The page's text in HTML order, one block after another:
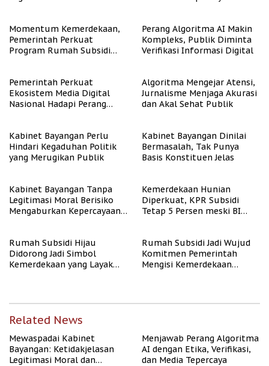
Momentum Kemerdekaan,
Pemerintah Perkuat
Program Rumah Subsidi
Perang Algoritma AI Makin
Kompleks, Publik Diminta
Verifikasi Informasi Digital
Pemerintah Perkuat
Ekosistem Media Digital
Nasional Hadapi Perang
Algoritma Mengejar Atensi,
Jurnalisme Menjaga Akurasi
dan Akal Sehat Publik
Kabinet Bayangan Perlu
Hindari Kegaduhan Politik
yang Merugikan Publik
Kabinet Bayangan Dinilai
Bermasalah, Tak Punya
Basis Konstituen Jelas
Kabinet Bayangan Tanpa
Legitimasi Moral Berisiko
Mengaburkan Kepercayaan
Kemerdekaan Hunian
Diperkuat, KPR Subsidi
Tetap 5 Persen meski BI
Rumah Subsidi Hijau
Didorong Jadi Simbol
Kemerdekaan yang Layak
Rumah Subsidi Jadi Wujud
Komitmen Pemerintah
Mengisi Kemerdekaan
Related News
Mewaspadai Kabinet
Bayangan: Ketidakjelasan
Legitimasi Moral dan
Menjawab Perang Algoritma
AI dengan Etika, Verifikasi,
dan Media Tepercaya